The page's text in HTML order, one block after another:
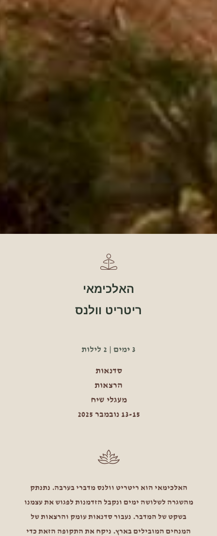
האלכימאי
ריטריט וולנס
3 ימים | 2 לילות
סדנאות
הרצאות
מעגלי שיח
13-15 נובמבר 2025
האלכימאי הוא ריטריט וולנס מדברי בערבה. נתנתק
מהשגרה לשלושה ימים ונקבל הזדמנות לפגוש את עצמנו
בשקט של המדבר. נעבור סדנאות עומק והרצאות של
המנחים המובילים בארץ. ניקח את התקופה הזאת כדי